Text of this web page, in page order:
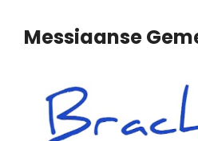
Messiaanse